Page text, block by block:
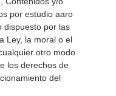
por estudio aaro
dispuesto por las
Ley, la moral o el
otro modo
los derechos de
del